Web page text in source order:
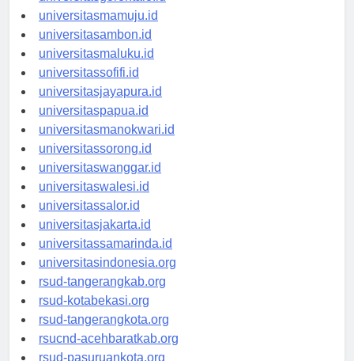
universitasgorontalo.id
universitasmamuju.id
universitasambon.id
universitasmaluku.id
universitassofifi.id
universitasjayapura.id
universitaspapua.id
universitasmanokwari.id
universitassorong.id
universitaswanggar.id
universitaswalesi.id
universitassalor.id
universitasjakarta.id
universitassamarinda.id
universitasindonesia.org
rsud-tangerangkab.org
rsud-kotabekasi.org
rsud-tangerangkota.org
rsucnd-acehbaratkab.org